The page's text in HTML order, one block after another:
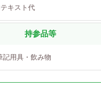
キスト代
持参品等
記用具・飲み物